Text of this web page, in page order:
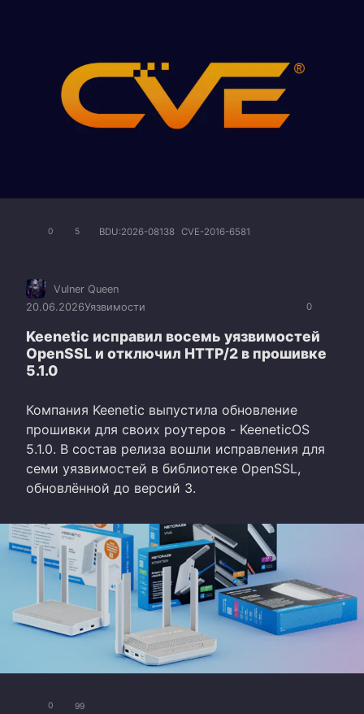
0 5 BDU:2026-08138 CVE-2016-6581
0
Vulner Queen
20.06.2026Уязвимости
Keenetic исправил восемь уязвимостей
OpenSSL и отключил HTTP/2 в прошивке
5.1.0
Компания Keenetic выпустила обновление
прошивки для своих роутеров - KeeneticOS
5.1.0. В состав релиза вошли исправления для
семи уязвимостей в библиотеке OpenSSL,
обновлённой до версий 3.
0 99